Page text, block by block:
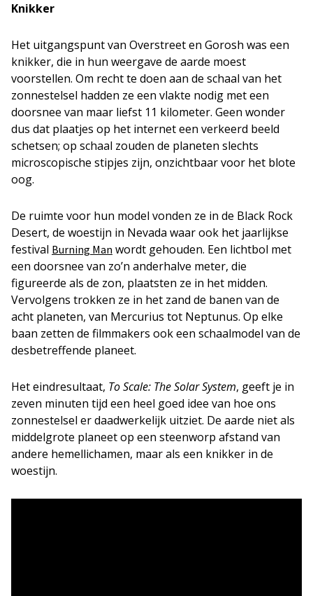
Knikker
Het uitgangspunt van Overstreet en Gorosh was een
knikker, die in hun weergave de aarde moest
voorstellen. Om recht te doen aan de schaal van het
zonnestelsel hadden ze een vlakte nodig met een
doorsnee van maar liefst 11 kilometer. Geen wonder
dus dat plaatjes op het internet een verkeerd beeld
schetsen; op schaal zouden de planeten slechts
microscopische stipjes zijn, onzichtbaar voor het blote
oog.
De ruimte voor hun model vonden ze in de Black Rock
Desert, de woestijn in Nevada waar ook het jaarlijkse
festival Burning Man wordt gehouden. Een lichtbol met
een doorsnee van zo’n anderhalve meter, die
figureerde als de zon, plaatsten ze in het midden.
Vervolgens trokken ze in het zand de banen van de
acht planeten, van Mercurius tot Neptunus. Op elke
baan zetten de filmmakers ook een schaalmodel van de
desbetreffende planeet.
Het eindresultaat, To Scale: The Solar System, geeft je in
zeven minuten tijd een heel goed idee van hoe ons
zonnestelsel er daadwerkelijk uitziet. De aarde niet als
middelgrote planeet op een steenworp afstand van
andere hemellichamen, maar als een knikker in de
woestijn.